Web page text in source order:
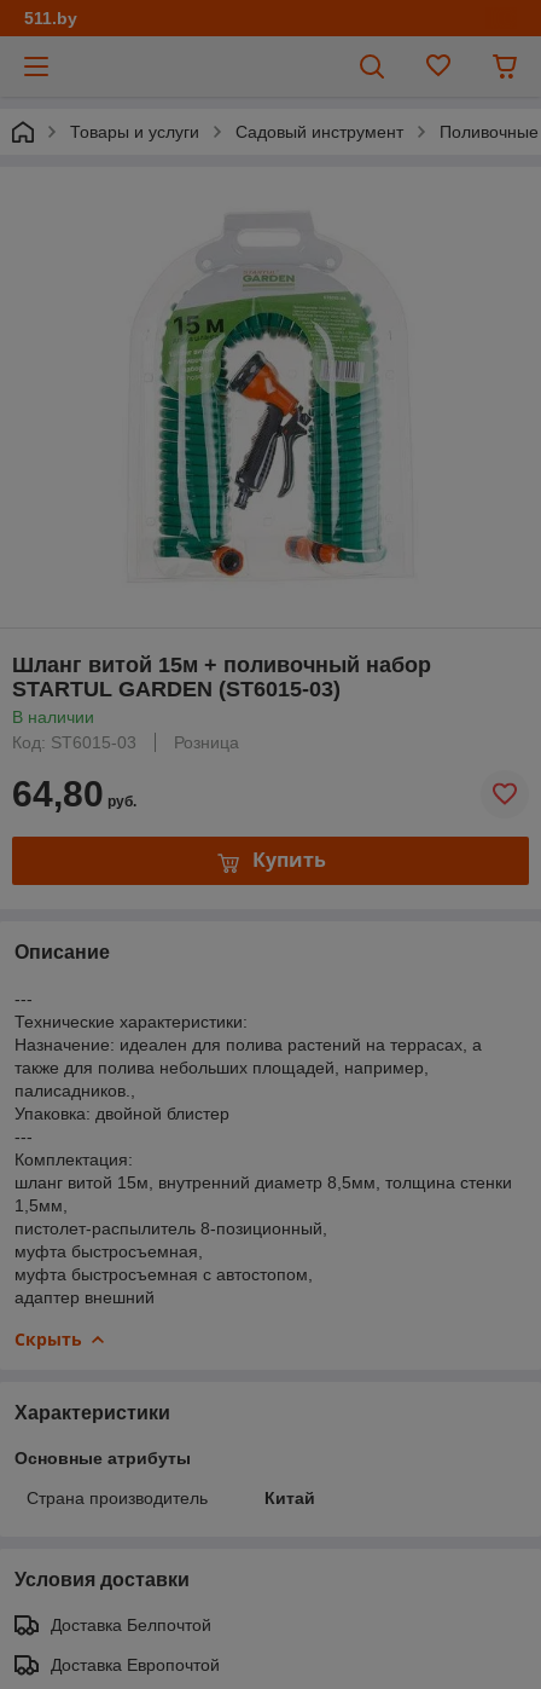
511.by
Товары и услуги Садовый инструмент
Шланг витой 15м + поливочный набор
STARTUL GARDEN (ST6015-03)
В наличии
Код: ST6015-03
Розница
64,80 руб.
Купить
Описание
---
Технические характеристики:
Назначение: идеален для полива растений на террасах, а
также для полива небольших площадей, например,
палисадников.,
Упаковка: двойной блистер
---
Комплектация:
шланг витой 15м, внутренний диаметр 8,5мм, толщина стенки
1,5мм,
пистолет-распылитель 8-позиционный,
муфта быстросъемная,
муфта быстросъемная с автостопом,
адаптер внешний
Скрыть
Характеристики
Основные атрибуты
Страна производитель Китай
Условия доставки
Доставка Белпочтой
Доставка Европочтой